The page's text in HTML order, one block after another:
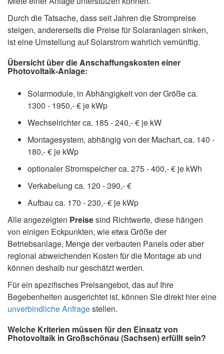
Durch die Tatsache, dass seit Jahren die Strompreise
steigen, andererseits die Preise für Solaranlagen sinken,
ist eine Umstellung auf Solarstrom wahrlich vernünftig.
Übersicht über die Anschaffungskosten einer
Photovoltaik-Anlage:
Solarmodule, in Abhängigkeit von der Größe ca.
1300 - 1950,- € je kWp
Wechselrichter ca. 185 - 240,- € je kW
Montagesystem, abhängig von der Machart, ca. 140 -
180,- € je kWp
optionaler Stromspeicher ca. 275 - 400,- € je kWh
Verkabelung ca. 120 - 390,- €
Aufbau ca. 170 - 230,- € je kWp
Alle angezeigten Preisesind Richtwerte, diese hängen
von einigen Eckpunkten, wie etwa Größe der
Betriebsanlage, Menge der verbauten Panels oder aber
regional abweichenden Kosten für die Montage ab und
können deshalb nur geschätzt werden.
Für ein spezifisches Preisangebot, das auf Ihre
Begebenheiten ausgerichtet ist, können Sie direkt hier eine
unverbindliche Anfragestellen.
Welche Kriterien müssen für den Einsatz von
Photovoltaik in Großschönau (Sachsen) erfüllt sein?